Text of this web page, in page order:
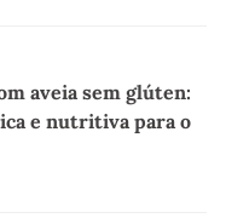
aveia sem glúten:
e nutritiva para o